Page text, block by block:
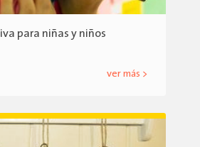
para niñas y niños
ver más >